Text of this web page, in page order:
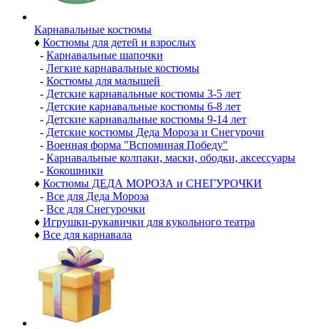
Карнавальные костюмы
♦ Костюмы для детей и взрослых
- Карнавальные шапочки
- Легкие карнавальные костюмы
- Костюмы для малышей
- Детские карнавальные костюмы 3-5 лет
- Детские карнавальные костюмы 6-8 лет
- Детские карнавальные костюмы 9-14 лет
- Детские костюмы Деда Мороза и Снегурочи
- Военная форма "Вспоминая Победу"
- Карнавальные колпаки, маски, ободки, аксессуары
- Кокошники
♦ Костюмы ДЕДА МОРОЗА и СНЕГУРОЧКИ
- Все для Деда Мороза
- Все для Снегурочки
♦ Игрушки-рукавички для кукольного театра
♦ Все для карнавала